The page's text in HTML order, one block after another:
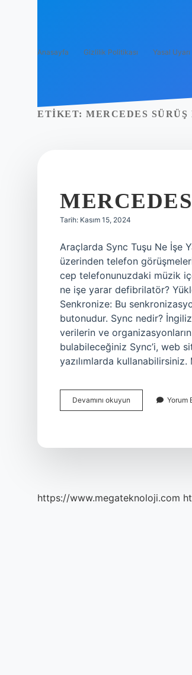
Anasayfa Gizlilik Politikası Yasal Uyarı
ETIKET: MERCEDES
Tarih: Kasım 15, 2024
Araçlarda Sync Tuşu Ne İşe
üzerinden telefon
cep telefonunuzdaki müzik
ne işe yarar defibrilatör?
Senkronize: Bu
butonudur. Sync nedir?
verilerin ve
bulabileceğiniz Sync’i, web
yazılımlarda
Devamını okuyun Mercedes
Sync
Yorum
https://www.megateknoloji.com